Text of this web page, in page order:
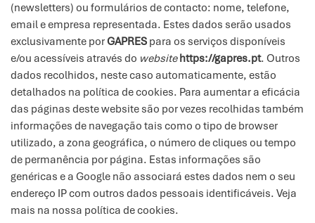
(newsletters) ou formulários de contacto: nome, telefone,
email e empresa representada. Estes dados serão usados
exclusivamente porGAPRES para os serviços disponíveis
e/ou acessíveis através do website https://gapres.pt. Outros
dados recolhidos, neste caso automaticamente, estão
detalhados na política de cookies. Para aumentar a eficácia
das páginas deste website são por vezes recolhidas também
informações de navegação tais como o tipo de browser
utilizado, a zona geográfica, o número de cliques ou tempo
de permanência por página. Estas informações são
genéricas e a Google não associará estes dados nem o seu
endereço IP com outros dados pessoais identificáveis. Veja
mais na nossa política de cookies.